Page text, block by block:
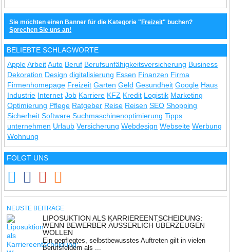
Sie möchten einen Banner für die Kategorie " Freizeit" buchen?
Sprechen Sie uns an!
BELIEBTE SCHLAGWORTE
Apple Arbeit Auto Beruf Berufsunfähigkeitsversicherung Business
Dekoration Design digitalisierung Essen Finanzen Firma
Firmenhomepage Freizeit Garten Geld Gesundheit Google Haus
Industrie Internet Job Karriere KFZ Kredit Logistik Marketing
Optimierung Pflege Ratgeber Reise Reisen SEO Shopping
Sicherheit Software Suchmaschinenoptimierung Tipps
unternehmen Urlaub Versicherung Webdesign Webseite Werbung
Wohnung
FOLGT UNS
NEUSTE BEITRÄGE
LIPOSUKTION ALS KARRIEREENTSCHEIDUNG:
WENN BEWERBER ÄUSSERLICH ÜBERZEUGEN W
OLLEN
Ein gepflegtes, selbstbewusstes Auftreten gilt in vielen
Berufsfeldern als ...